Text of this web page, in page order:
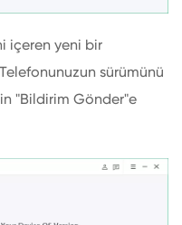
içeren yeni bir
sürümünü
"Bildirim Gönder"e